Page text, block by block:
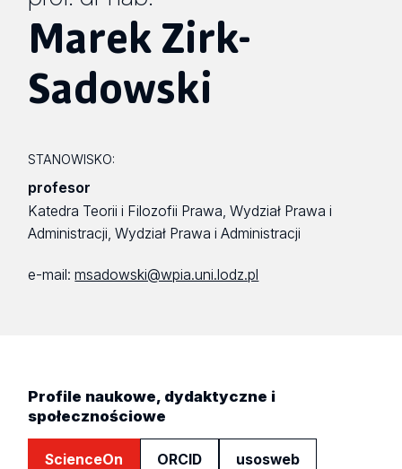
Marek Zirk-
Sadowski
STANOWISKO:
profesor
Katedra Teorii i Filozofii Prawa, Wydział Prawa i
Administracji, Wydział Prawa i Administracji
e-mail:msadowski@wpia.uni.lodz.pl
Profile naukowe, dydaktyczne i
społecznościowe
ScienceOn ORCID usosweb